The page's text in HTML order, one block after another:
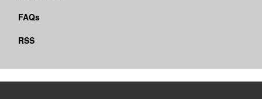
FAQs
RSS